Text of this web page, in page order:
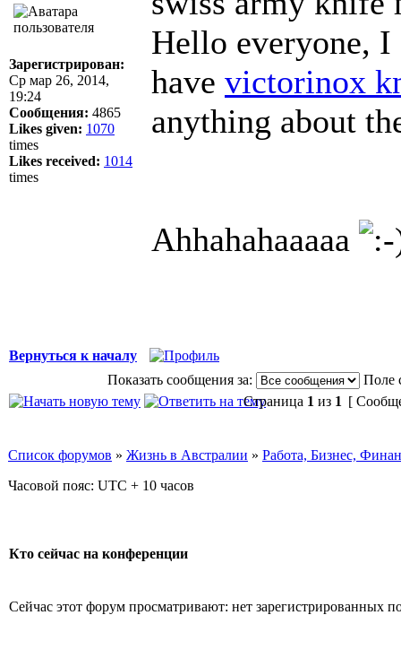
Зарегистрирован:
Ср мар 26, 2014,
19:24
Сообщения: 4865
Likes given: 1070
times
Likes received: 1014
times
Hello everyone,
have victorinox
anything about
Ahhahahaaaaa
Вернуться к началу
Показать сообщения за:
Поле
Страница 1 из 1 [
Список форумов » Жизнь в Австралии » Работа, Бизнес,
Часовой пояс: UTC + 10 часов
Кто сейчас на конференции
Сейчас этот форум просматривают: нет зарегистрированных